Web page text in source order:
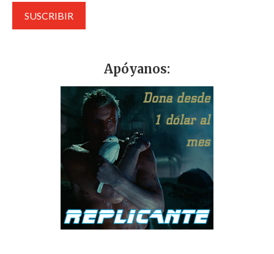
Apóyanos: